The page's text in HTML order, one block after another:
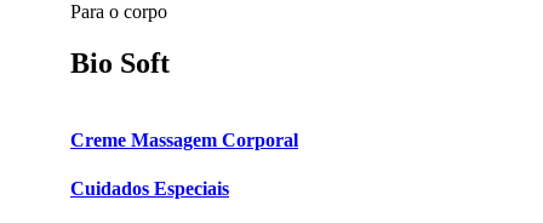
Para o corpo
Bio Soft
Creme Massagem Corporal
Cuidados Especiais